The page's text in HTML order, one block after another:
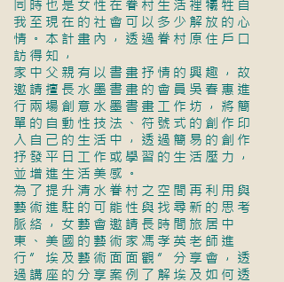
同時也是女性在眷村生活裡犧牲自
我至現在的社會可以多少解放的心
情。本計畫內，透過眷村原住戶口
訪得知，
家中父親有以書畫抒情的興趣，故
邀請擅長水墨書畫的會員吳春惠進
行兩場創意水墨書畫工作坊，將簡
單的自動性技法、符號式的創作印
入自己的生活中，透過簡易的創作
抒發平日工作或學習的生活壓力，
並增進生活美感。
為了提升清水眷村之空間再利用與
藝術進駐的可能性與找尋新的思考
脈絡，女藝會邀請長時間旅居中
東、美國的藝術家馮孝英老師進
行”埃及藝術面面觀”分享會，透
過講座的分享案例了解埃及如何透